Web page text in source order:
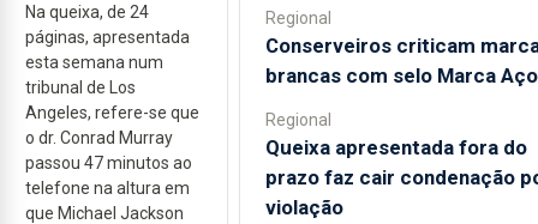
Na queixa, de 24
páginas, apresentada
esta semana num
tribunal de Los
Angeles, refere-se que
o dr. Conrad Murray
passou 47 minutos ao
telefone na altura em
que Michael Jackson
Regional
Conserveiros criticam
brancas com selo Marca
Regional
Queixa apresentada fora do
prazo faz cair condenação
violação